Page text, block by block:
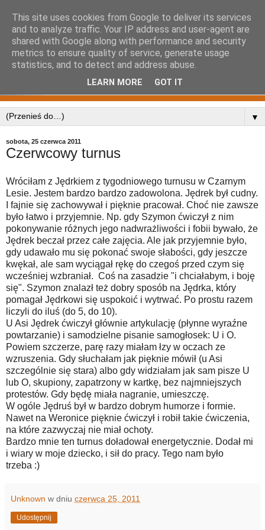
▼
sobota, 25 czerwca 2011
Czerwcowy turnus
Wróciłam z Jędrkiem z tygodniowego turnusu w Czarnym
Lesie. Jestem bardzo bardzo zadowolona. Jędrek był cudny.
I fajnie się zachowywał i pięknie pracował. Choć nie zawsze
było łatwo i przyjemnie. Np. gdy Szymon ćwiczył z nim
pokonywanie różnych jego nadwrażliwości i fobii bywało, że
Jędrek beczał przez całe zajęcia. Ale jak przyjemnie było,
gdy udawało mu się pokonać swoje słabości, gdy jeszcze
kwękał, ale sam wyciągał rękę do czegoś przed czym się
wcześniej wzbraniał. Coś na zasadzie "i chciałabym, i boję
się". Szymon znalazł też dobry sposób na Jędrka, który
pomagał Jędrkowi się uspokoić i wytrwać. Po prostu razem
liczyli do iluś (do 5, do 10).
U Asi Jędrek ćwiczył głównie artykulację (płynne wyraźne
powtarzanie) i samodzielne pisanie samogłosek: U i O.
Powiem szczerze, parę razy miałam łzy w oczach ze
wzruszenia. Gdy słuchałam jak pięknie mówił (u Asi
szczególnie się stara) albo gdy widziałam jak sam pisze U
lub O, skupiony, zapatrzony w kartkę, bez najmniejszych
protestów. Gdy będę miała nagranie, umieszczę.
W ogóle Jędruś był w bardzo dobrym humorze i formie.
Nawet na Weronice pięknie ćwiczył i robił takie ćwiczenia,
na które zazwyczaj nie miał ochoty.
Bardzo mnie ten turnus doładował energetycznie. Dodał mi
i wiary w moje dziecko, i sił do pracy. Tego nam było
trzeba :)
Unknown w dniu czerwca 25, 2011
Udostępnij
This site uses cookies from Google to deliver its services
and to analyze traffic. Your IP address and user-agent are
shared with Google along with performance and security
metrics to ensure quality of service, generate usage
statistics, and to detect and address abuse.
LEARN MORE GOT IT